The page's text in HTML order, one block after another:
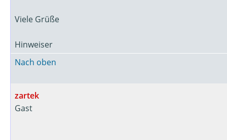
Viele Grüße
Hinweiser
Nach oben
zartek
Gast